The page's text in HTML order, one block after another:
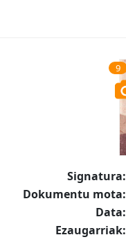
9
Signatura:
Dokumentu mota:
Data:
Ezaugarriak: